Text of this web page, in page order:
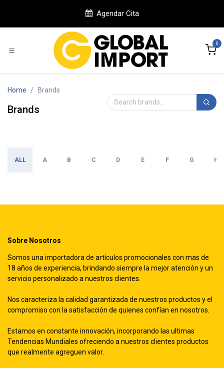
Agendar Cita
0
Home Brands
Brands
ALL A B C D E F G H
Sobre Nosotros
Somos una importadora de artículos promocionales con mas de
18 años de experiencia, brindando siempre la mejor atención y un
servicio personalizado a nuestros clientes.
Nos caracteriza la calidad garantizada de nuestros productos y el
compromiso con la satisfacción de quienes confían en nosotros.
Estamos en constante innovación, incorporando las ultimas
Tendencias Mundiales ofreciendo a nuestros clientes productos
que realmente agreguen valor.